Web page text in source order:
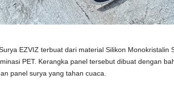
EZVIZ terbuat dari material Silikon Monokristalin
PET. Kerangka panel tersebut dibuat dengan
panel surya yang tahan cuaca.